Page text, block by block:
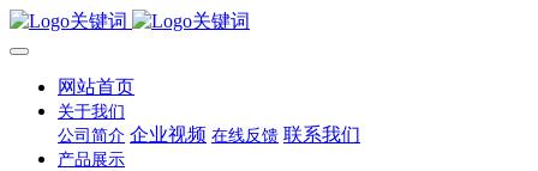
网站首页
关于我们
公司简介 企业视频 在线反馈 联系我们
产品展示